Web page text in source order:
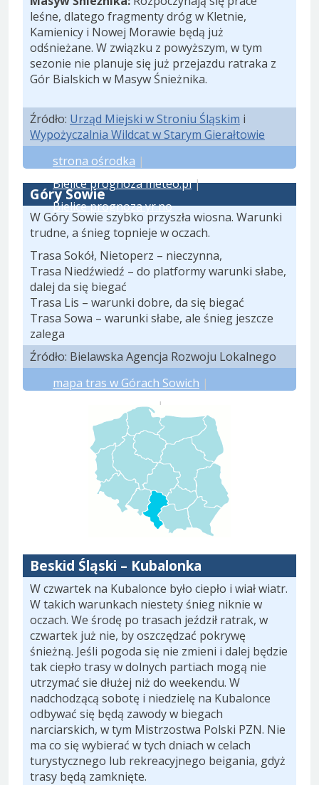
leśne, dlatego fragmenty dróg w Kletnie,
Kamienicy i Nowej Morawie będą już
odśnieżane. W związku z powyższym, w tym
sezonie nie planuje się już przejazdu ratraka z
Gór Bialskich w Masyw Śnieżnika.
Źródło: Urząd Miejski w Stroniu Śląskim i
Wypożyczalnia Wildcat w Starym Gierałtowie
strona ośrodka |
Bielice prognoza meteo.pl|
Bielice prognoza yr.no
Góry Sowie
W Góry Sowie szybko przyszła wiosna. Warunki
trudne, a śnieg topnieje w oczach.
Trasa Sokół, Nietoperz – nieczynna,
Trasa Niedźwiedź – do platformy warunki słabe,
dalej da się biegać
Trasa Lis – warunki dobre, da się biegać
Trasa Sowa – warunki słabe, ale śnieg jeszcze
zalega
Źródło: Bielawska Agencja Rozwoju Lokalnego
mapa tras w Górach Sowich |
prognoza meteo.pl |
Beskid Śląski – Kubalonka
W czwartek na Kubalonce było ciepło i wiał wiatr.
W takich warunkach niestety śnieg niknie w
oczach. We środę po trasach jeździł ratrak, w
czwartek już nie, by oszczędzać pokrywę
śnieżną. Jeśli pogoda się nie zmieni i dalej będzie
tak ciepło trasy w dolnych partiach mogą nie
utrzymać sie dłużej niż do weekendu. W
nadchodzącą sobotę i niedzielę na Kubalonce
odbywać się będą zawody w biegach
narciarskich, w tym Mistrzostwa Polski PZN. Nie
ma co się wybierać w tych dniach w celach
turystycznego lub rekreacyjnego beigania, gdyż
trasy będą zamknięte.